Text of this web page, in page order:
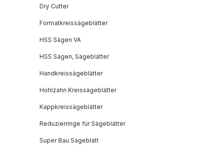
Dry Cutter
Formatkreissägeblätter
HSS Sägen VA
HSS Sägen, Sägeblätter
Handkreissägeblätter
Hohlzahn Kreissägeblätter
Kappkreissägeblätter
Reduzierringe für Sägeblätter
Super Bau Sägeblatt